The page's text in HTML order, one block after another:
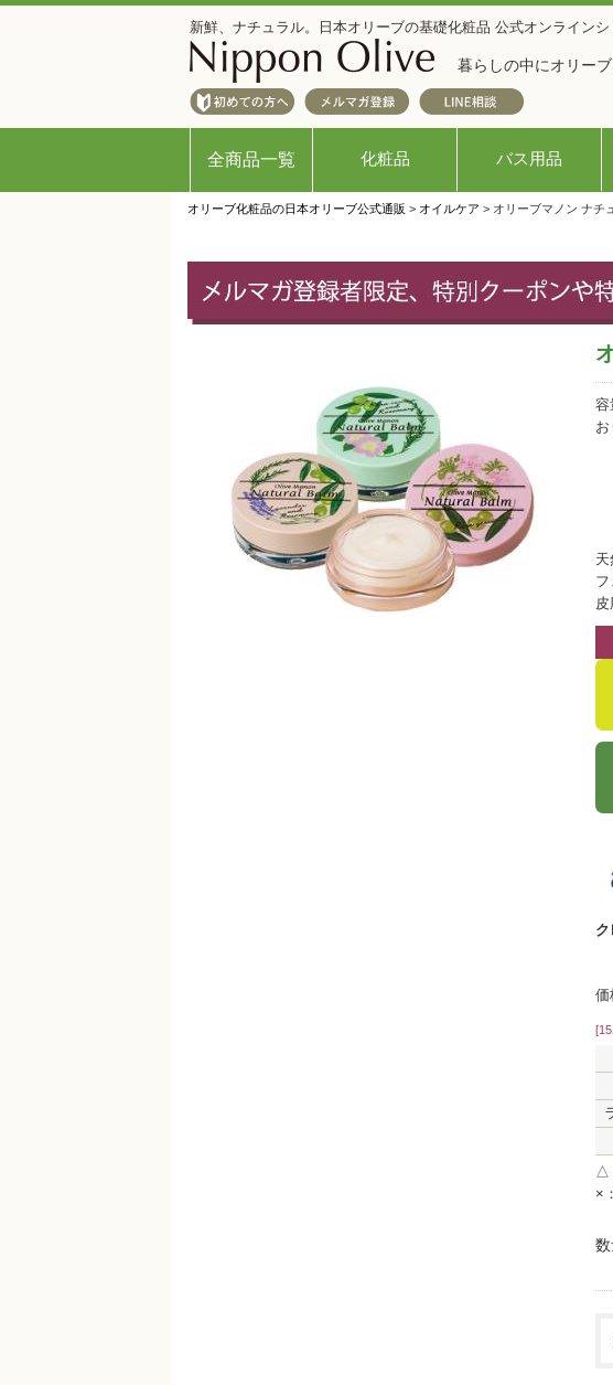
新鮮、ナチュラル。日本オリーブの基礎化粧品 公式オンライン
暮らしの中にオリーブ
全商品一覧 化粧品 バス用品
オリーブ化粧品の日本オリーブ公式通販 > オイルケア > オリーブマノン ナチ
容
価
△
×：